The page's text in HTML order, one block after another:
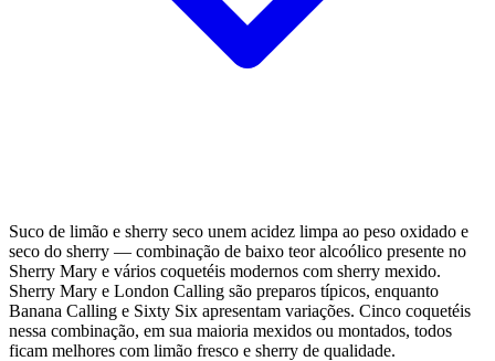
Suco de limão e sherry seco unem acidez limpa ao peso oxidado e
seco do sherry — combinação de baixo teor alcoólico presente no
Sherry Mary e vários coquetéis modernos com sherry mexido.
Sherry Mary e London Calling são preparos típicos, enquanto
Banana Calling e Sixty Six apresentam variações. Cinco coquetéis
nessa combinação, em sua maioria mexidos ou montados, todos
ficam melhores com limão fresco e sherry de qualidade.